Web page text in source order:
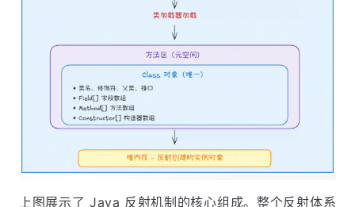
上图展示了 Java 反射机制的核心组成。整个反射体系